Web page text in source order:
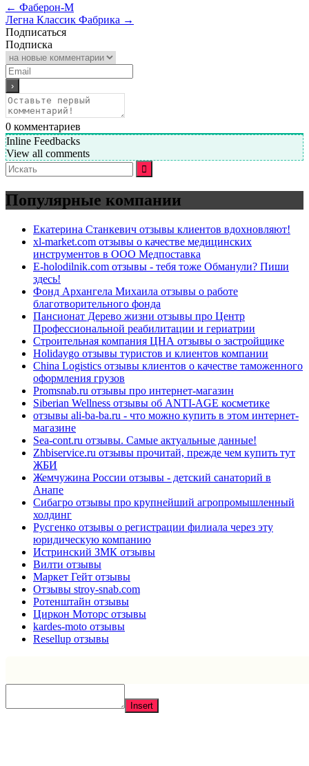
← Фаберон-М
Легна Классик Фабрика →
Подписаться
Подписка
0 комментариев
Inline Feedbacks
View all comments
Искать:
Популярные компании
Екатерина Станкевич отзывы клиентов вдохновляют!
xl-market.com отзывы о качестве медицинских
инструментов в ООО Медпоставка
E-holodilnik.com отзывы - тебя тоже Обманули? Пиши
здесь!
Фонд Архангела Михаила отзывы о работе
благотворительного фонда
Пансионат Дерево жизни отзывы про Центр
Профессиональной реабилитации и гериатрии
Строительная компания ЦНА отзывы о застройщике
Holidaygo отзывы туристов и клиентов компании
China Logistics отзывы клиентов о качестве таможенного
оформления грузов
Promsnab.ru отзывы про интернет-магазин
Siberian Wellness отзывы об ANTI-AGE косметике
отзывы ali-ba-ba.ru - что можно купить в этом интернет-
магазине
Sea-cont.ru отзывы. Самые актуальные данные!
Zhbiservice.ru отзывы прочитай, прежде чем купить тут
ЖБИ
Жемчужина России отзывы - детский санаторий в
Анапе
Сибагро отзывы про крупнейший агропромышленный
холдинг
Русгенко отзывы о регистрации филиала через эту
юридическую компанию
Истринский ЗМК отзывы
Вилти отзывы
Маркет Гейт отзывы
Отзывы stroy-snab.com
Ротенштайн отзывы
Циркон Моторс отзывы
kardes-moto отзывы
Resellup отзывы
Insert